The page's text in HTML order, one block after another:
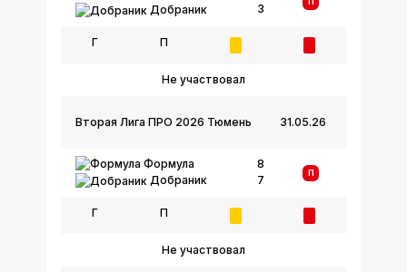
Добраник
3
Г П
Не участвовал
31.05.26
Вторая Лига ПРО 2026 Тюмень
Формула
Добраник
8
7
П
Г П
Не участвовал